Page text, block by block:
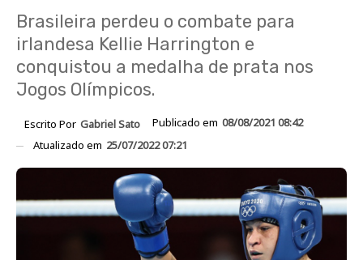
Brasileira perdeu o combate para
irlandesa Kellie Harrington e
conquistou a medalha de prata nos
Jogos Olímpicos.
Escrito Por Gabriel Sato Publicado em 08/08/2021 08:42
Atualizado em 25/07/2022 07:21